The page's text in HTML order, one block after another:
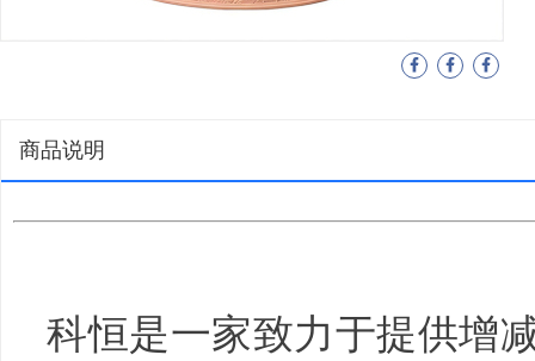
商品说明
科恒是一家致力于提供增